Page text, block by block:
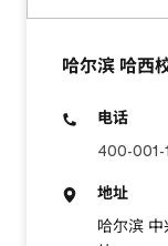
哈尔滨 哈西
电话
400-001-
地址
哈尔滨